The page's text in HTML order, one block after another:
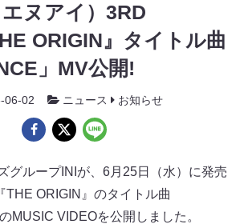
ヌアイ）3RD
ORIGIN』タイトル曲
」MV公開!
06-02 ニュース お知らせ
グループINIが、6月25日（水）に発売
THE ORIGIN』のタイトル曲
MUSIC VIDEOを公開しました。